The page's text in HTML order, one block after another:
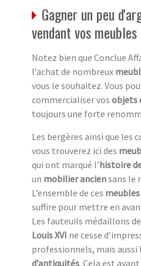
Gagner un peu
vendant vos
Notez bien que Conclue
l’achat de nombreux
vous le souhaitez. Vous
commercialiser vos objets
toujours une forte
Les bergères ainsi que les
vous trouverez ici des
qui ont marqué l’histoire
un mobilier anciensans le
L’ensemble de ces
suffire pour mettre en
Les fauteuils médaillons de
Louis XVI ne cesse
professionnels, mais aussi
d’antiquités. Cela est